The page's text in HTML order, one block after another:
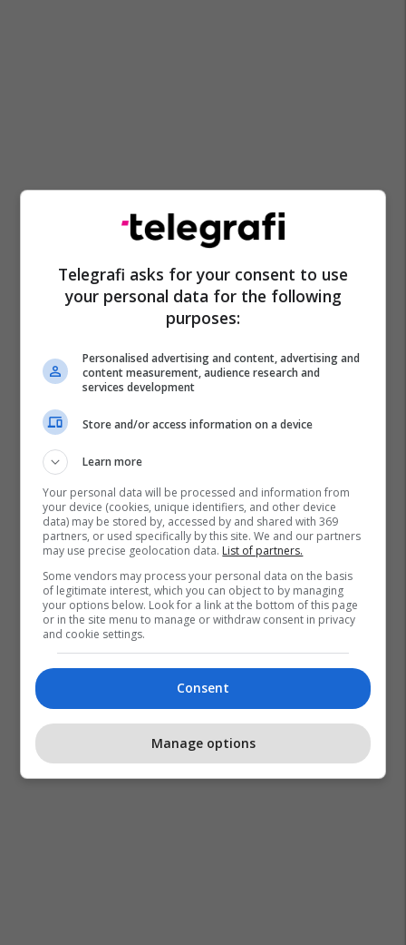
Telegrafi asks for your consent to use
your personal data for the following
purposes:
Personalised advertising and content, advertising and
content measurement, audience research and
services development
Store and/or access information on a device
Learn more
Your personal data will be processed and information from
your device (cookies, unique identifiers, and other device
data) may be stored by, accessed by and shared with 369
partners, or used specifically by this site. We and our partners
may use precise geolocation data. List of partners.
Some vendors may process your personal data on the basis
of legitimate interest, which you can object to by managing
your options below. Look for a link at the bottom of this page
or in the site menu to manage or withdraw consent in privacy
and cookie settings.
Consent
Manage options